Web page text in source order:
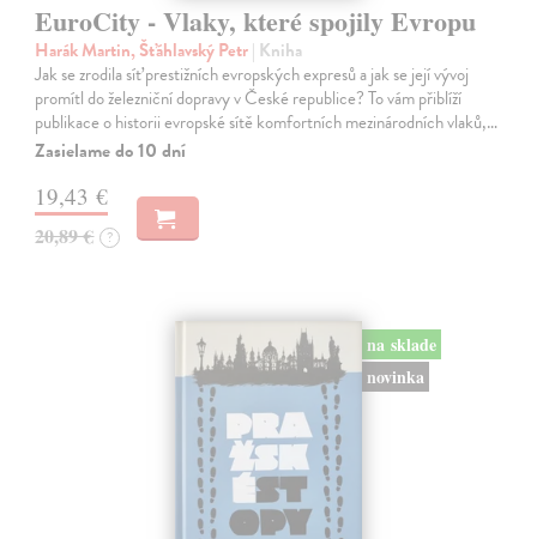
EuroCity - Vlaky, které spojily Evropu
Harák Martin, Šťáhlavský Petr| Kniha
Jak se zrodila síť prestižních evropských expresů a jak se její vývoj
promítl do železniční dopravy v České republice? To vám přiblíží
publikace o historii evropské sítě komfortních mezinárodních vlaků,…
Zasielame do 10 dní
19,43 €
20,89 € ?
na sklade
novinka